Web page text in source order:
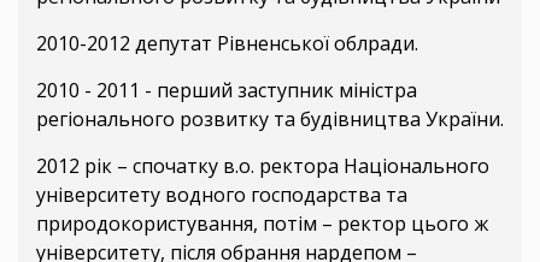
2010-2012 депутат Рівненської облради.
2010 - 2011 - перший заступник міністра
регіонального розвитку та будівництва України.
2012 рік – спочатку в.о. ректора Національного
університету водного господарства та
природокористування, потім – ректор цього ж
університету, після обрання нардепом –